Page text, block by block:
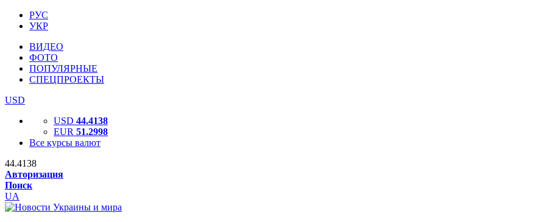
РУС
УКР
ВИДЕО
ФОТО
ПОПУЛЯРНЫЕ
СПЕЦПРОЕКТЫ
USD
USD 44.4138
EUR 51.2998
Все курсы валют
44.4138
Авторизация
Поиск
UA